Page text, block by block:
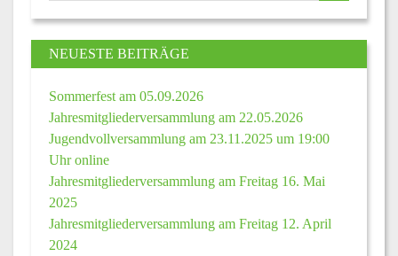
NEUESTE BEITRÄGE
Sommerfest am 05.09.2026
Jahresmitgliederversammlung am 22.05.2026
Jugendvollversammlung am 23.11.2025 um 19:00
Uhr online
Jahresmitgliederversammlung am Freitag 16. Mai
2025
Jahresmitgliederversammlung am Freitag 12. April
2024